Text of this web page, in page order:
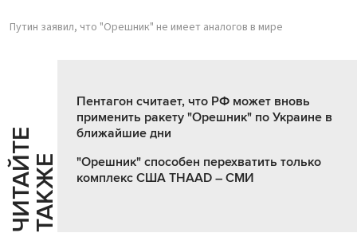
Путин заявил, что "Орешник" не имеет аналогов в мире
Ч
И
Т
АЙ
Т
Е
Т
А
К
ЖЕ
Пентагон считает, что РФ может вновь
применить ракету "Орешник" по Украине в
ближайшие дни
"Орешник" способен перехватить только
комплекс США THAAD – СМИ